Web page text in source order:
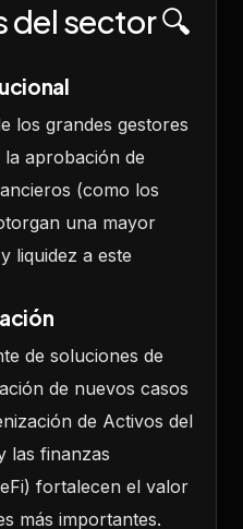
del sector 🔍
los grandes gestores
aprobación de
(como los
una mayor
liquidez a este
de soluciones de
de nuevos casos
de Activos del
las finanzas
fortalecen el valor
más importantes.